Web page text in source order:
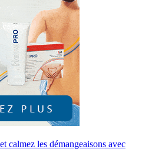
calmez les démangeaisons avec